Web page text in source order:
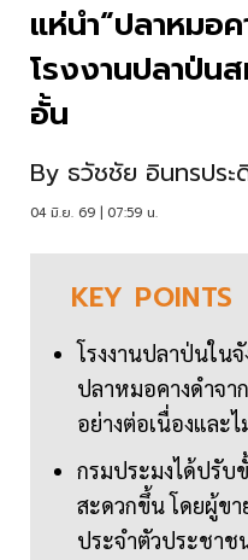
แห่นำ“ปลาหมอ
โรงงานปลาป่น
อั้น
By ธวัชชัย อินทรประ
04 มิ.ย. 69 | 07:59 น.
KEY POINTS
โรงงานปลาป่นใน
ปลาหมอคางดำจา
อย่างต่อเนื่องและ
กรมประมงได้ปรับ
สะดวกขึ้น โดยผู้ขา
ประจำตัวประชาช